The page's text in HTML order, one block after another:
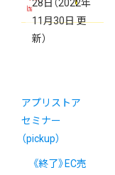
28日 （2022年
11月30日 更
新）
アプリストア
セミナー
（pickup）
《終了》EC売